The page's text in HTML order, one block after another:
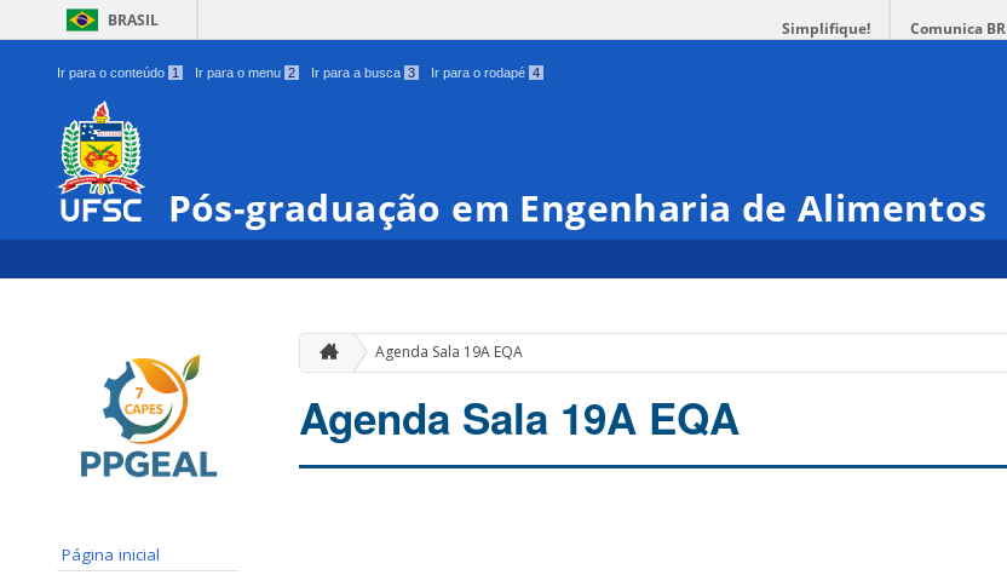
BRASIL Simplifique! Comunica BR
Ir para o conteúdo 1 Ir para o menu 2 Ir para a busca 3 Ir para o rodapé 4
Pós-graduação em Engenharia de Alimentos
Página inicial
Agenda Sala 19A EQA
Agenda Sala 19A EQA